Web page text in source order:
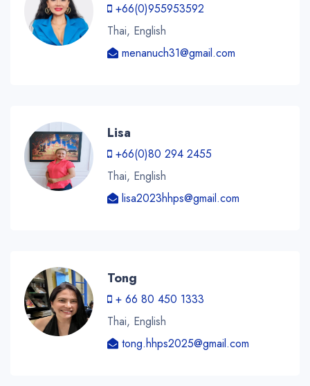
+66(0)955953592
Thai, English
menanuch31@gmail.com
Lisa
+66(0)80 294 2455
Thai, English
lisa2023hhps@gmail.com
Tong
+ 66 80 450 1333
Thai, English
tong.hhps2025@gmail.com